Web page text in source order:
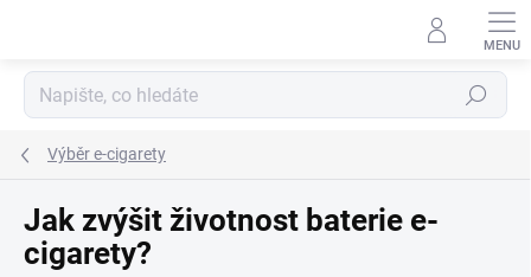
Hledat
Výběr e-cigarety
Jak zvýšit životnost baterie e-
cigarety?